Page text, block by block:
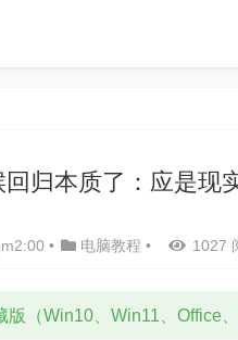
归本质了：应是现
• 电脑教程 • 1027
（Win10、Win11、Office、